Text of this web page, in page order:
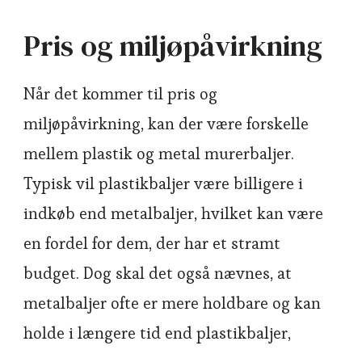
Pris og miljøpåvirkning
Når det kommer til pris og
miljøpåvirkning, kan der være forskelle
mellem plastik og metal murerbaljer.
Typisk vil plastikbaljer være billigere i
indkøb end metalbaljer, hvilket kan være
en fordel for dem, der har et stramt
budget. Dog skal det også nævnes, at
metalbaljer ofte er mere holdbare og kan
holde i længere tid end plastikbaljer,